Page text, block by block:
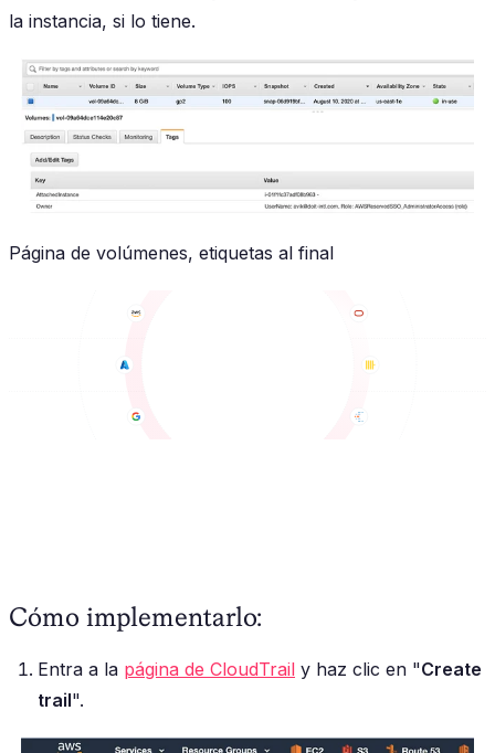
la instancia, si lo tiene.
Página de volúmenes, etiquetas al final
Cómo implementarlo:
Entra a la página de CloudTrail y haz clic en "Create
trail".